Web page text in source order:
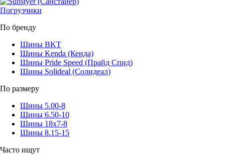
Погрузчики
По бренду
Шины BKT
Шины Kenda (Кенда)
Шины Pride Speed (Прайд Спид)
Шины Solideal (Солидеал)
По размеру
Шины 5.00-8
Шины 6.50-10
Шины 18x7-8
Шины 8.15-15
Часто ищут